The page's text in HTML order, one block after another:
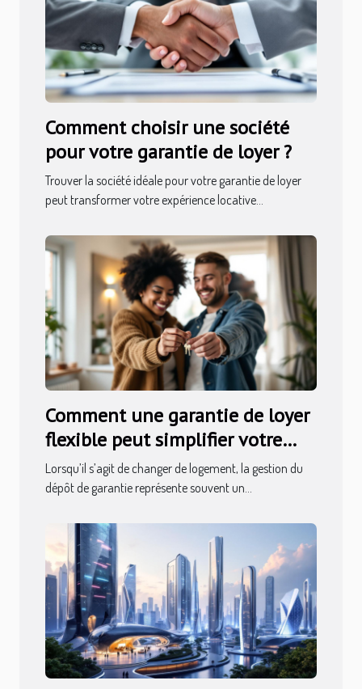
Comment choisir une société
pour votre garantie de loyer ?
Trouver la société idéale pour votre garantie de loyer
peut transformer votre expérience locative...
Comment une garantie de loyer
flexible peut simplifier votre
déménagement ?
Lorsqu’il s’agit de changer de logement, la gestion du
dépôt de garantie représente souvent un...